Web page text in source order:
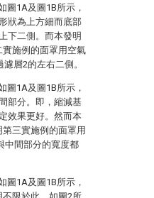
圖1A及圖1B所示，
狀為上方細而底部
下二側。而本發明
施例的面罩用空氣
層2的左右二側。
圖1A及圖1B所示，
部分。即，縮減基
效果更好。然而本
三實施例的面罩用
中間部分的寬度都
圖1A及圖1B所示，